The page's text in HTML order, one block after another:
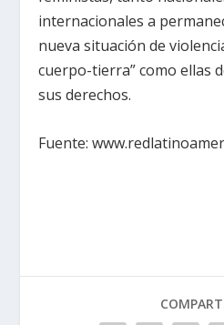
internacionales a
nueva situación de
cuerpo-tierra” como ellas
sus derechos.
Fuente: